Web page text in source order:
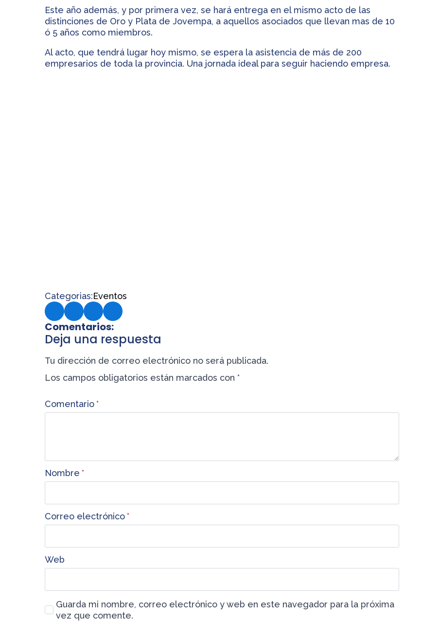
Este año además, y por primera vez, se hará entrega en el mismo acto de las
distinciones de Oro y Plata de Jovempa, a aquellos asociados que llevan mas de 10
ó 5 años como miembros.
Al acto, que tendrá lugar hoy mismo, se espera la asistencia de más de 200
empresarios de toda la provincia. Una jornada ideal para seguir haciendo empresa.
Categorias:Eventos
Comentarios:
Deja una respuesta
Tu dirección de correo electrónico no será publicada.
Los campos obligatorios están marcados con *
Comentario*
Nombre *
Correo electrónico*
Web
Guarda mi nombre, correo electrónico y web en este navegador para la próxima
vez que comente.